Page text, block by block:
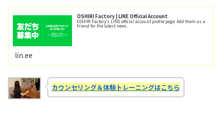
OSHIRI Factory | LINE Official Account
OSHIRI Factory's LINE official account profile page. Add them as a
friend for the latest news.
lin.ee
カウンセリング＆体験トレーニングはこちら